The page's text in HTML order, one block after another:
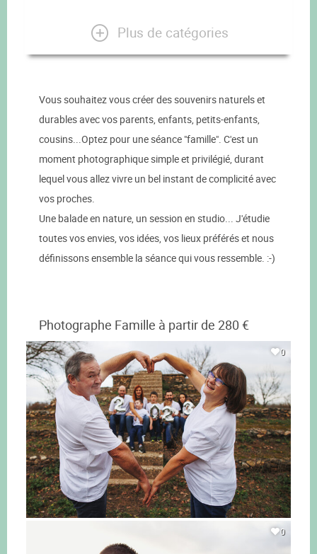
Plus de catégories
Vous souhaitez vous créer des souvenirs naturels et
durables avec vos parents, enfants, petits-enfants,
cousins...Optez pour une séance "famille". C'est un
moment photographique simple et privilégié, durant
lequel vous allez vivre un bel instant de complicité avec
vos proches.
Une balade en nature, un session en studio... J'étudie
toutes vos envies, vos idées, vos lieux préférés et nous
définissons ensemble la séance qui vous ressemble. :-)
Photographe Famille à partir de 280 €
0
0